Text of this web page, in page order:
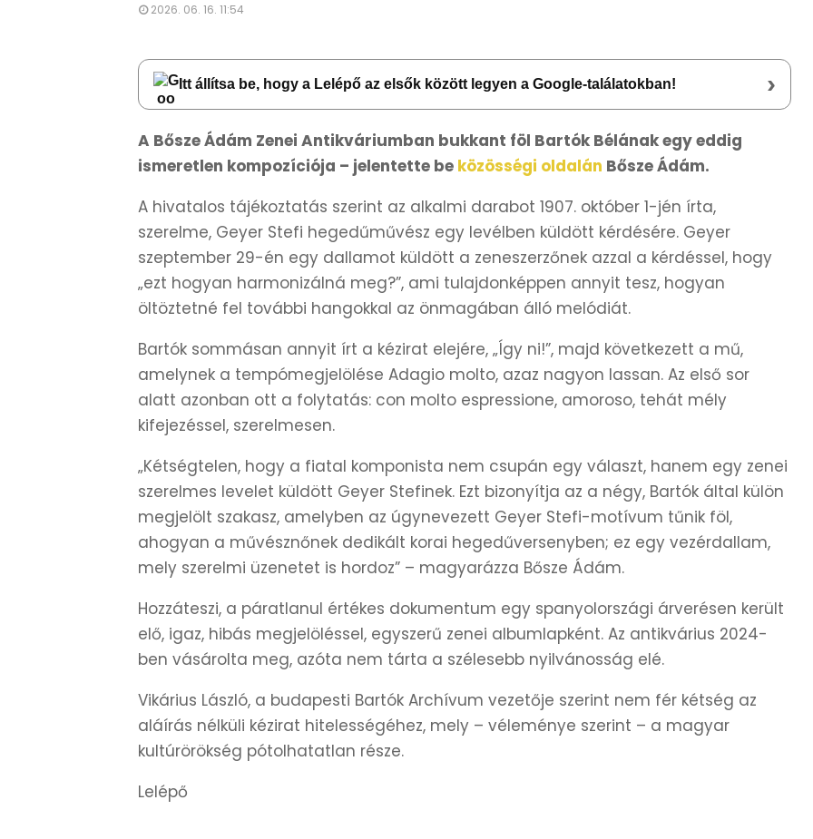
2026. 06. 16. 11:54
Itt állítsa be, hogy a Lelépő az elsők között legyen a Google-találatokban! ›
A Bősze Ádám Zenei Antikváriumban bukkant föl Bartók Bélának egy eddig
ismeretlen kompozíciója – jelentette be közösségi oldalán Bősze Ádám.
A hivatalos tájékoztatás szerint az alkalmi darabot 1907. október 1-jén írta,
szerelme, Geyer Stefi hegedűművész egy levélben küldött kérdésére. Geyer
szeptember 29-én egy dallamot küldött a zeneszerzőnek azzal a kérdéssel, hogy
„ezt hogyan harmonizálná meg?”, ami tulajdonképpen annyit tesz, hogyan
öltöztetné fel további hangokkal az önmagában álló melódiát.
Bartók sommásan annyit írt a kézirat elejére, „Így ni!”, majd következett a mű,
amelynek a tempómegjelölése Adagio molto, azaz nagyon lassan. Az első sor
alatt azonban ott a folytatás: con molto espressione, amoroso, tehát mély
kifejezéssel, szerelmesen.
„Kétségtelen, hogy a fiatal komponista nem csupán egy választ, hanem egy zenei
szerelmes levelet küldött Geyer Stefinek. Ezt bizonyítja az a négy, Bartók által külön
megjelölt szakasz, amelyben az úgynevezett Geyer Stefi-motívum tűnik föl,
ahogyan a művésznőnek dedikált korai hegedűversenyben; ez egy vezérdallam,
mely szerelmi üzenetet is hordoz” – magyarázza Bősze Ádám.
Hozzáteszi, a páratlanul értékes dokumentum egy spanyolországi árverésen került
elő, igaz, hibás megjelöléssel, egyszerű zenei albumlapként. Az antikvárius 2024-
ben vásárolta meg, azóta nem tárta a szélesebb nyilvánosság elé.
Vikárius László, a budapesti Bartók Archívum vezetője szerint nem fér kétség az
aláírás nélküli kézirat hitelességéhez, mely – véleménye szerint – a magyar
kultúrörökség pótolhatatlan része.
Lelépő